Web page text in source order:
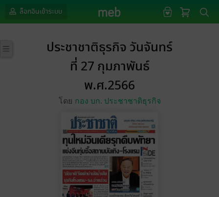
ล็อกอินเข้าระบบ
ประชาชาติธุรกิจ วันจันทร์
ที่ 27 กุมภาพันธ์
พ.ศ.2566
โดย กอง บก. ประชาชาติธุรกิจ